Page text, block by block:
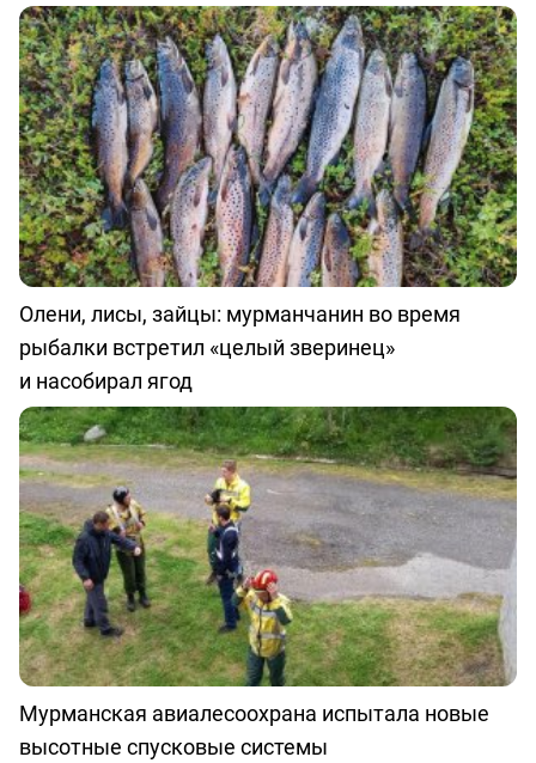
Олени, лисы, зайцы: мурманчанин во время
рыбалки встретил «целый зверинец»
и насобирал ягод
Мурманская авиалесоохрана испытала новые
высотные спусковые системы